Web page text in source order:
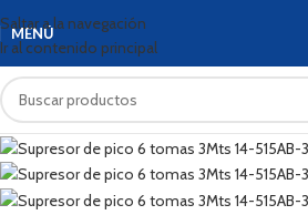
Saltar a la navegación
Ir al contenido principal
MENÚ